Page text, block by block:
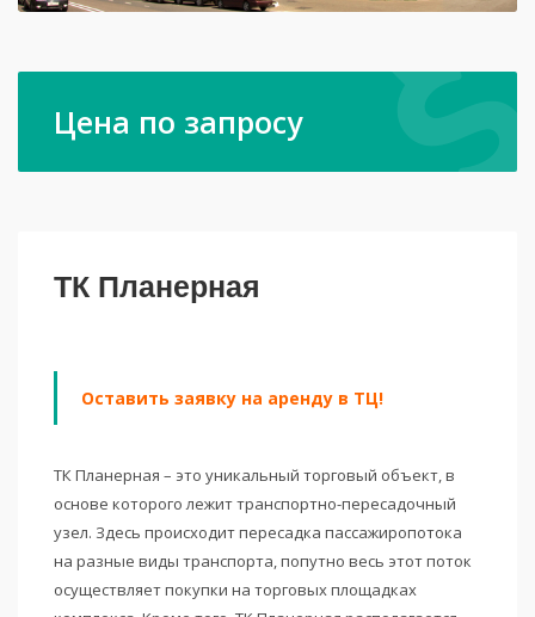
Цена по запросу
ТК Планерная
Оставить заявку на аренду в ТЦ!
ТК Планерная – это уникальный торговый объект, в
основе которого лежит транспортно-пересадочный
узел. Здесь происходит пересадка пассажиропотока
на разные виды транспорта, попутно весь этот поток
осуществляет покупки на торговых площадках